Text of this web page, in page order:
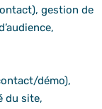
gestion de
démo),
du site,